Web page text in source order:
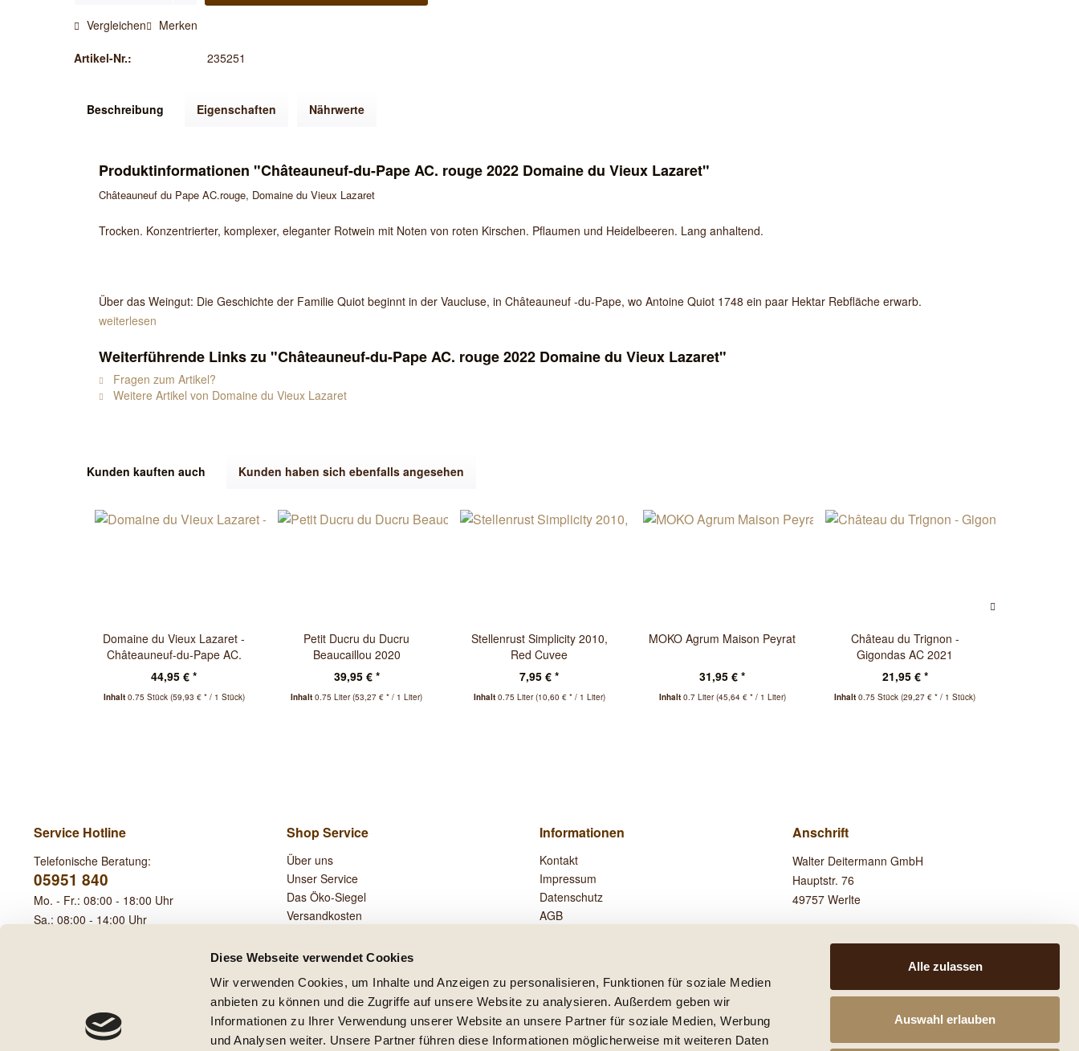
Diese Webseite verwendet Cookies
Wir verwenden Cookies, um Inhalte und Anzeigen zu personalisieren, Funktionen für soziale Medien
anbieten zu können und die Zugriffe auf unsere Website zu analysieren. Außerdem geben wir
Informationen zu Ihrer Verwendung unserer Website an unsere Partner für soziale Medien, Werbung
und Analysen weiter. Unsere Partner führen diese Informationen möglicherweise mit weiteren Daten
Alle zulassen
Auswahl erlauben
Vergleichen Merken
Artikel-Nr.: 235251
Beschreibung Eigenschaften Nährwerte
Produktinformationen "Châteauneuf-du-Pape AC. rouge 2022 Domaine du Vieux Lazaret"
Châteauneuf du Pape AC.rouge, Domaine du Vieux Lazaret
Trocken. Konzentrierter, komplexer, eleganter Rotwein mit Noten von roten Kirschen. Pflaumen und Heidelbeeren. Lang anhaltend.
Über das Weingut: Die Geschichte der Familie Quiot beginnt in der Vaucluse, in Châteauneuf -du-Pape, wo Antoine Quiot 1748 ein paar Hektar Rebfläche erwarb.
weiterlesen
Weiterführende Links zu "Châteauneuf-du-Pape AC. rouge 2022 Domaine du Vieux Lazaret"
Fragen zum Artikel?
Weitere Artikel von Domaine du Vieux Lazaret
Kunden kauften auch Kunden haben sich ebenfalls angesehen
Domaine du Vieux Lazaret -
Châteauneuf-du-Pape AC.
Cuvée Exceptionnelle...
44,95 € *
Inhalt 0.75 Stück (59,93 € * / 1 Stück)
Petit Ducru du Ducru
Beaucaillou 2020
39,95 € *
Inhalt0.75 Liter(53,27 € * / 1 Liter)
Stellenrust Simplicity 2010,
Red Cuvee
7,95 € *
Inhalt 0.75 Liter(10,60 € * / 1 Liter)
MOKO Agrum Maison Peyrat
31,95 € *
Inhalt 0.7 Liter(45,64 € * / 1 Liter)
Château du Trignon -
Gigondas AC 2021
21,95 € *
Inhalt0.75 Stück(29,27 € * / 1 Stück)
Service Hotline
Telefonische Beratung:
05951 840
Mo. - Fr.: 08:00 - 18:00 Uhr
Sa.: 08:00 - 14:00 Uhr
Shop Service
Über uns
Unser Service
Das Öko-Siegel
Versandkosten
Informationen
Kontakt
Impressum
Datenschutz
AGB
Vertrag widerrufen
Anschrift
Walter Deitermann GmbH
Hauptstr. 76
49757 Werlte
* Alle Preise inkl. gesetzl. Mehrwertsteuer zzgl.Versandkostenund ggf. Nachnahmegebühren, wenn nicht anders beschrieben.